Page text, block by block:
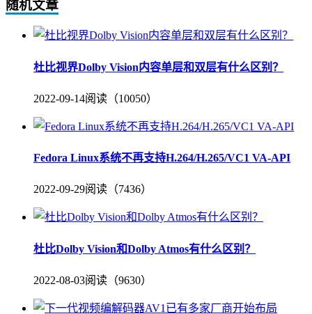
随机文章
杜比视界Dolby Vision内容单层和双层有什么区别？
2022-09-14阅读（10050）
Fedora Linux系统不再支持H.264/H.265/VC1 VA-API
2022-09-29阅读（7436）
杜比Dolby Vision和Dolby Atmos有什么区别？
2022-08-03阅读（9630）